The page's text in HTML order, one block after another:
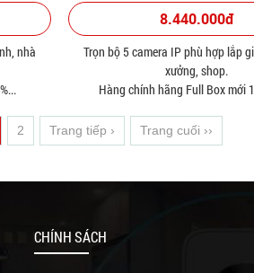
nhà
8.440.000đ
Trọn bộ 5 camera IP phù hợp lắp
xưởng, shop.
Hàng chính hãng Full Box mới
2 Trang tiếp › Trang cuối ››
CHÍNH SÁCH